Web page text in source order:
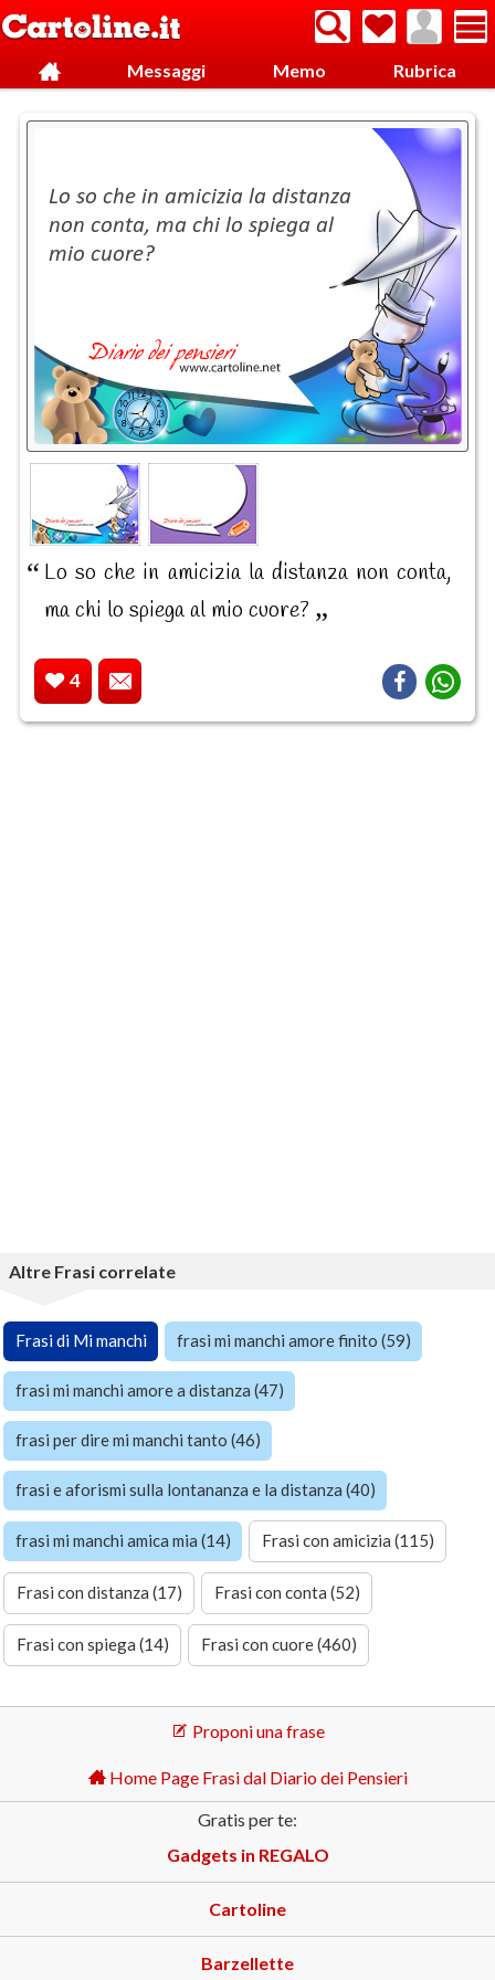
Messaggi Memo Rubrica
Lo so che in amicizia la distanza non conta,
ma chi lo spiega al mio cuore?
4
Altre Frasi correlate
Frasi di Mi manchi frasi mi manchi amore finito (59)
frasi mi manchi amore a distanza (47)
frasi per dire mi manchi tanto (46)
frasi e aforismi sulla lontananza e la distanza (40)
frasi mi manchi amica mia (14) Frasi con amicizia (115)
Frasi con distanza (17) Frasi con conta (52)
Frasi con spiega (14) Frasi con cuore (460)
Proponi una frase
Home Page Frasi dal Diario dei Pensieri
Gratis per te:
Gadgets in REGALO
Cartoline
Barzellette